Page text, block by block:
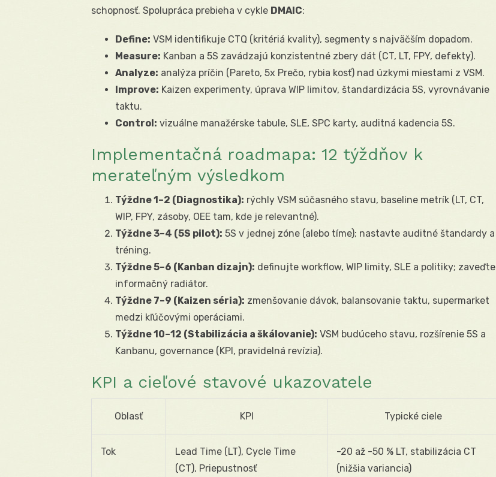
schopnosť. Spolupráca prebieha v cykle DMAIC:
Define: VSM identifikuje CTQ (kritériá kvality), segmenty s najväčším dopadom.
Measure: Kanban a 5S zavádzajú konzistentné zbery dát (CT, LT, FPY, defekty).
Analyze: analýza príčin (Pareto, 5x Prečo, rybia kosť) nad úzkymi miestami z VSM.
Improve: Kaizen experimenty, úprava WIP limitov, štandardizácia 5S, vyrovnávanie
taktu.
Control: vizuálne manažérske tabule, SLE, SPC karty, auditná kadencia 5S.
Implementačná roadmapa: 12 týždňov k
merateľným výsledkom
Týždne 1–2 (Diagnostika): rýchly VSM súčasného stavu, baseline metrík (LT, CT,
WIP, FPY, zásoby, OEE tam, kde je relevantné).
Týždne 3–4 (5S pilot): 5S v jednej zóne (alebo tíme); nastavte auditné štandardy a
tréning.
Týždne 5–6 (Kanban dizajn): definujte workflow, WIP limity, SLE a politiky; zaveďte
informačný radiátor.
Týždne 7–9 (Kaizen séria): zmenšovanie dávok, balansovanie taktu, supermarket
medzi kľúčovými operáciami.
Týždne 10–12 (Stabilizácia a škálovanie): VSM budúceho stavu, rozšírenie 5S a
Kanbanu, governance (KPI, pravidelná revízia).
KPI a cieľové stavové ukazovatele
Oblasť KPI Typické ciele
Tok
Lead Time (LT), Cycle Time
(CT), Priepustnosť
-20 až -50 % LT, stabilizácia CT
(nižšia variancia)